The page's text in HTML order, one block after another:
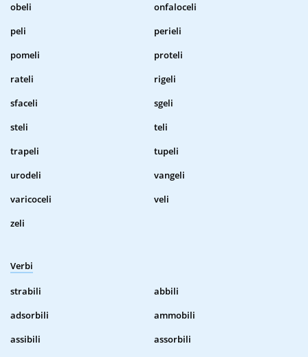
obeli
onfaloceli
peli
perieli
pomeli
proteli
rateli
rigeli
sfaceli
sgeli
steli
teli
trapeli
tupeli
urodeli
vangeli
varicoceli
veli
zeli
Verbi
strabili
abbili
adsorbili
ammobili
assibili
assorbili